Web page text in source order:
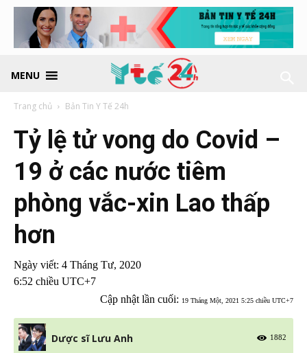
MENU
Trang chủ Bản Tin Y Tế 24h
Tỷ lệ tử vong do Covid –
19 ở các nước tiêm
phòng vắc-xin Lao thấp
hơn
Ngày viết: 4 Tháng Tư, 2020
6:52 chiều UTC+7
Cập nhật lần cuối: 19 Tháng Một, 2021 5:25 chiều UTC+7
Dược sĩ Lưu Anh 1882